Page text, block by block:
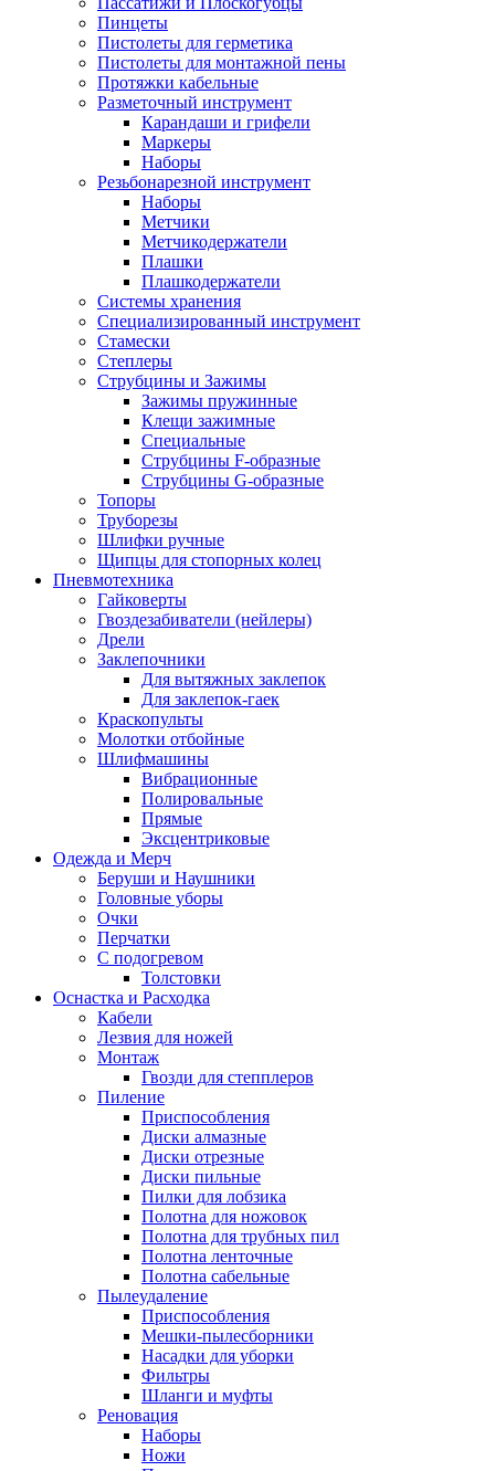
Пинцеты
Пистолеты для герметика
Пистолеты для монтажной пены
Протяжки кабельные
Разметочный инструмент
Карандаши и грифели
Маркеры
Наборы
Резьбонарезной инструмент
Наборы
Метчики
Метчикодержатели
Плашки
Плашкодержатели
Системы хранения
Специализированный инструмент
Стамески
Степлеры
Струбцины и Зажимы
Зажимы пружинные
Клещи зажимные
Специальные
Струбцины F-образные
Струбцины G-образные
Топоры
Труборезы
Шлифки ручные
Щипцы для стопорных колец
Пневмотехника
Гайковерты
Гвоздезабиватели (нейлеры)
Дрели
Заклепочники
Для вытяжных заклепок
Для заклепок-гаек
Краскопульты
Молотки отбойные
Шлифмашины
Вибрационные
Полировальные
Прямые
Эксцентриковые
Одежда и Мерч
Беруши и Наушники
Головные уборы
Очки
Перчатки
С подогревом
Толстовки
Оснастка и Расходка
Кабели
Лезвия для ножей
Монтаж
Гвозди для степплеров
Пиление
Приспособления
Диски алмазные
Диски отрезные
Диски пильные
Пилки для лобзика
Полотна для ножовок
Полотна для трубных пил
Полотна ленточные
Полотна сабельные
Пылеудаление
Приспособления
Мешки-пылесборники
Насадки для уборки
Фильтры
Шланги и муфты
Реновация
Наборы
Ножи